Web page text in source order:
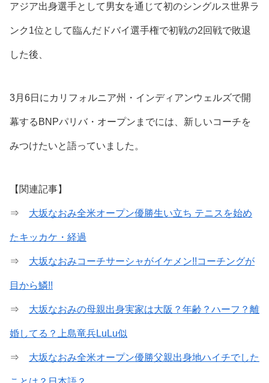
アジア出身選手として男女を通じて初のシングルス世界ラ
ンク1位として臨んだドバイ選手権で初戦の2回戦で敗退
した後、
3月6日にカリフォルニア州・インディアンウェルズで開
幕するBNPパリバ・オープンまでには、新しいコーチを
みつけたいと語っていました。
【関連記事】
⇒ 大坂なおみ全米オープン優勝生い立ち テニスを始め
たキッカケ・経過
⇒ 大坂なおみコーチサーシャがイケメン!!コーチングが
目から鱗!!
⇒ 大坂なおみの母親出身実家は大阪？年齢？ハーフ？離
婚してる？上島竜兵LuLu似
⇒ 大坂なおみ全米オープン優勝父親出身地ハイチでした